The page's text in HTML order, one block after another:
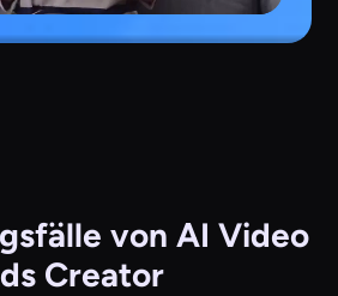
von AI Video
Creator